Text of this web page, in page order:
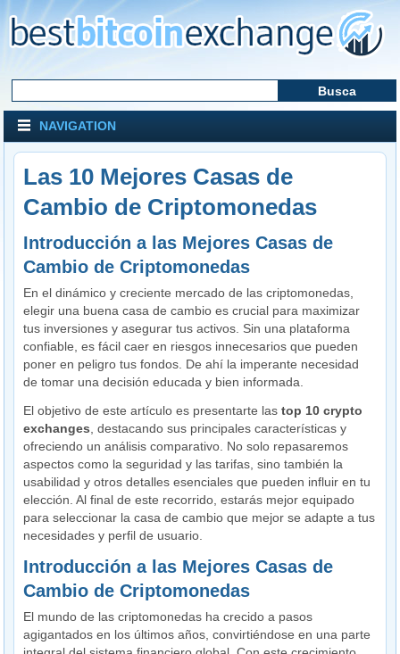
NAVIGATION
Las 10 Mejores Casas de
Cambio de Criptomonedas
Introducción a las Mejores Casas de
Cambio de Criptomonedas
En el dinámico y creciente mercado de las criptomonedas,
elegir una buena casa de cambio es crucial para maximizar
tus inversiones y asegurar tus activos. Sin una plataforma
confiable, es fácil caer en riesgos innecesarios que pueden
poner en peligro tus fondos. De ahí la imperante necesidad
de tomar una decisión educada y bien informada.
El objetivo de este artículo es presentarte lastop 10 crypto
exchanges , destacando sus principales características y
ofreciendo un análisis comparativo. No solo repasaremos
aspectos como la seguridad y las tarifas, sino también la
usabilidad y otros detalles esenciales que pueden influir en tu
elección. Al final de este recorrido, estarás mejor equipado
para seleccionar la casa de cambio que mejor se adapte a tus
necesidades y perfil de usuario.
Introducción a las Mejores Casas de
Cambio de Criptomonedas
El mundo de las criptomonedas ha crecido a pasos
agigantados en los últimos años, convirtiéndose en una parte